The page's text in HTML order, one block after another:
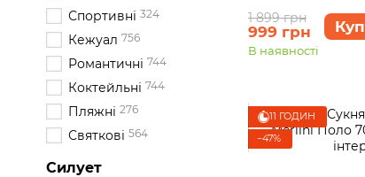
3XL
1 899 грн
999 грн
В наявності
11 ГОДИН
−47%
Спортивні 324
Кежуал 756
Романтичні 744
Коктейльні 744
Пляжні 276
Святкові 564
Силует